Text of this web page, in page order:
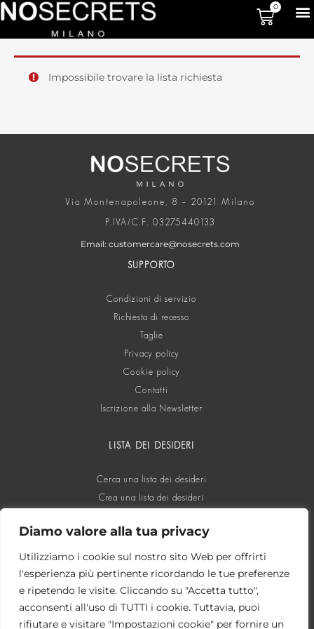
Diamo valore alla tua privacy
Utilizziamo i cookie sul nostro sito Web per offrirti
l'esperienza più pertinente ricordando le tue preferenze
e ripetendo le visite. Cliccando su "Accetta tutto",
acconsenti all'uso di TUTTI i cookie. Tuttavia, puoi
rifiutare e visitare "Impostazioni cookie" per fornire un
0
Impossibile trovare la lista richiesta
Via Montenapoleone, 8 – 20121 Milano
P.IVA/C.F. 03275440133
Email: customercare@nosecrets.com
SUPPORTO
Condizioni di servizio
Richiesta di recesso
Taglie
Privacy policy
Cookie policy
Contatti
Iscrizione alla Newsletter
LISTA DEI DESIDERI
Cerca una lista dei desideri
Crea una lista dei desideri
SOCIAL